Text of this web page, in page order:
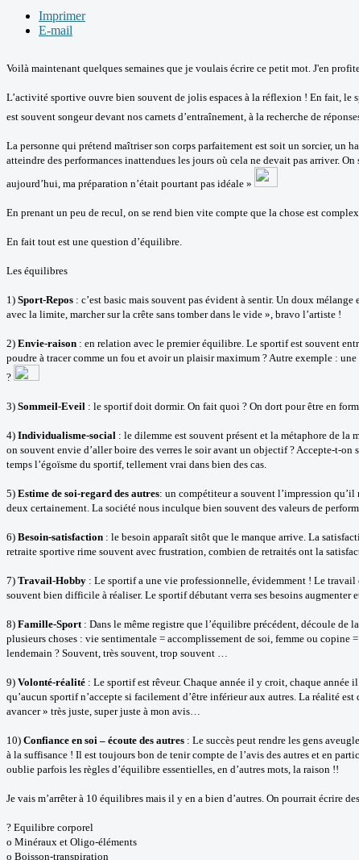
Imprimer
E-mail
Voilà maintenant quelques semaines que je voulais écrire ce petit mot. J'en
L’activité sportive ouvre bien souvent de jolis espaces à la réflexion ! En fait, le
est souvent songeur devant nos carnets d’entraînement, à la recherche de
La personne qui prétend maîtriser son corps parfaitement est soit un sorcier, un
atteindre des performances inattendues les jours où cela ne devait pas arriver.
aujourd’hui, ma préparation n’était pourtant pas idéale »
En prenant un peu de recul, on se rend bien vite compte que la chose est
En fait tout est une question d’équilibre.
Les équilibres
1) Sport-Repos : c’est basic mais souvent pas évident à sentir. Un doux
avec la limite, marcher sur la crête sans tomber dans le vide », bravo l’artiste !
2) Envie-raison : en relation avec le premier équilibre. Le sportif est souvent
poudre à tracer comme un fou et avoir un plaisir maximum ? Autre exemple :
?
3) Sommeil-Eveil : le sportif doit dormir. On fait quoi ? On dort pour être en
4) Individualisme-social : le dilemme est souvent présent et la métaphore de
on souvent envie d’aller boire des verres le soir avant un objectif ? Accepte-t-
temps l’égoïsme du sportif, tellement vrai dans bien des cas.
5) Estime de soi-regard des autres: un compétiteur a souvent l’impression
deux certainement. La société nous inculque bien souvent des valeurs de
6) Besoin-satisfaction : le besoin apparaît sitôt que le manque arrive. La
retraite sportive rime souvent avec frustration, combien de retraités ont la
7) Travail-Hobby : Le sportif a une vie professionnelle, évidemment ! Le travail
souvent bien difficile à réaliser. Le sportif débutant verra ses besoins
8) Famille-Sport : Dans le même registre que l’équilibre précédent, découle
plusieurs choses : vie sentimentale = accomplissement de soi, femme ou
lendemain ? Souvent, très souvent, trop souvent …
9) Volonté-réalité : Le sportif est rêveur. Chaque année il y croit, chaque
qu’aucun sportif n’accepte si facilement d’être inférieur aux autres. La réalité
avancer » très juste, super juste à mon avis…
10) Confiance en soi – écoute des autres : Le succès peut rendre les gens
à la suffisance ! Il est toujours bon de tenir compte de l’avis des autres et en
oublie parfois les règles d’équilibre essentielles, en d’autres mots, la raison !!
Je vais m’arrêter à 10 équilibres mais il y en a bien d’autres. On pourrait écrire
? Equilibre corporel
o Minéraux et Oligo-éléments
o Boisson-transpiration